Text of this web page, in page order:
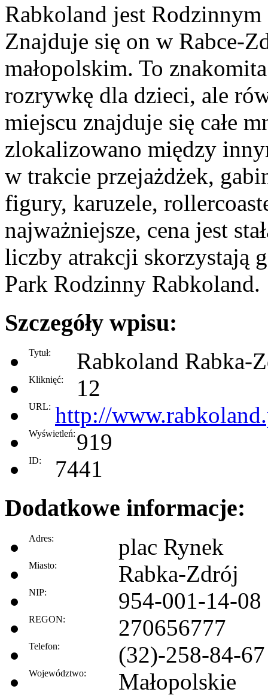
Rabkoland jest
Znajduje się on w Rabce-
małopolskim. To
rozrywkę dla dzieci, ale
miejscu znajduje się całe
zlokalizowano między
w trakcie przejażdżek,
figury, karuzele,
najważniejsze, cena jest
liczby atrakcji skorzystają
Park Rodzinny Rabkoland.
Szczegóły wpisu:
Tytuł: Rabkoland Rabka-
Kliknięć: 12
URL: http://
Wyświetleń: 919
ID: 7441
Dodatkowe informacje:
Adres: plac Rynek
Miasto: Rabka-Zdrój
NIP: 954-001-14-08
REGON: 270656777
Telefon: (32)-258-84-67
Województwo: Małopolskie